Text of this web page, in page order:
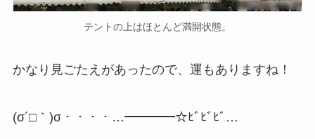
テントの上はほとんど満開状態。
かなり見ごたえがあったので、運もありますね！
(σ´□｀)σ・・・・…━━━━☆ﾋﾞﾋﾞﾋﾞ…